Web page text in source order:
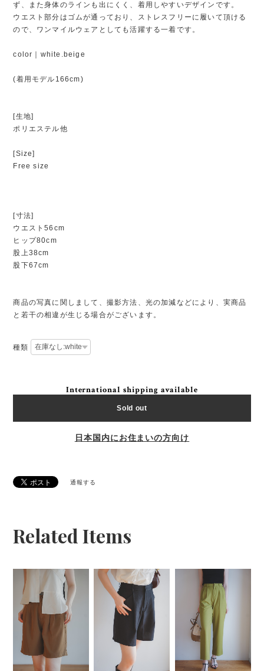
ず、また身体のラインも出にくく、着用しやすいデザインです。
ウエスト部分はゴムが通っており、ストレスフリーに履いて頂ける
ので、ワンマイルウェアとしても活躍する一着です。
color｜white.beige
(着用モデル166cm)
[生地]
ポリエステル他
[Size]
Free size
[寸法]
ウエスト56cm
ヒップ80cm
股上38cm
股下67cm
商品の写真に関しまして、撮影方法、光の加減などにより、実商品
と若干の相違が生じる場合がございます。
種類
International shipping available
Sold out
日本国内にお住まいの方向け
通報する
Related Items